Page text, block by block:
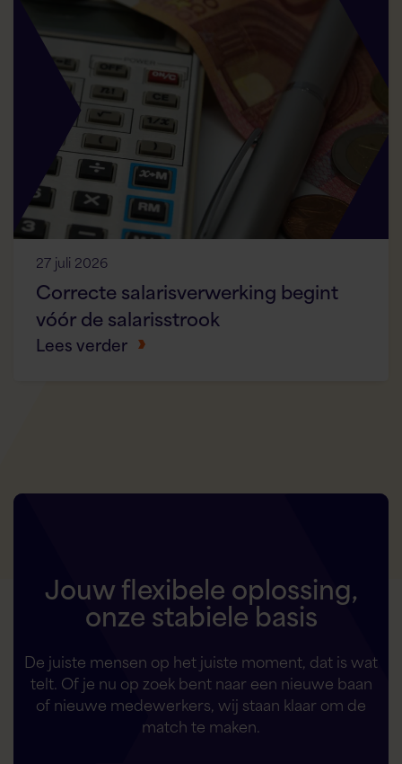
27 juli 2026
Correcte salarisverwerking begint
vóór de salarisstrook
Lees verder
Jouw flexibele oplossing,
onze stabiele basis
De juiste mensen op het juiste moment, dat is wat
telt. Of je nu op zoek bent naar een nieuwe baan
of nieuwe medewerkers, wij staan klaar om de
match te maken.